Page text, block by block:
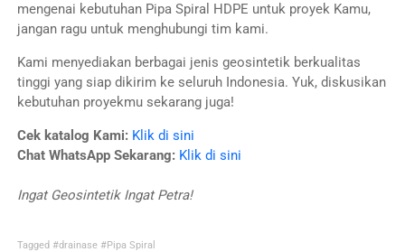
mengenai kebutuhan Pipa Spiral HDPE untuk proyek Kamu,
jangan ragu untuk menghubungi tim kami.
Kami menyediakan berbagai jenis geosintetik berkualitas
tinggi yang siap dikirim ke seluruh Indonesia. Yuk, diskusikan
kebutuhan proyekmu sekarang juga!
Cek katalog Kami: Klik di sini
Chat WhatsApp Sekarang:Klik di sini
Ingat Geosintetik Ingat Petra!
Tagged #drainase #Pipa Spiral